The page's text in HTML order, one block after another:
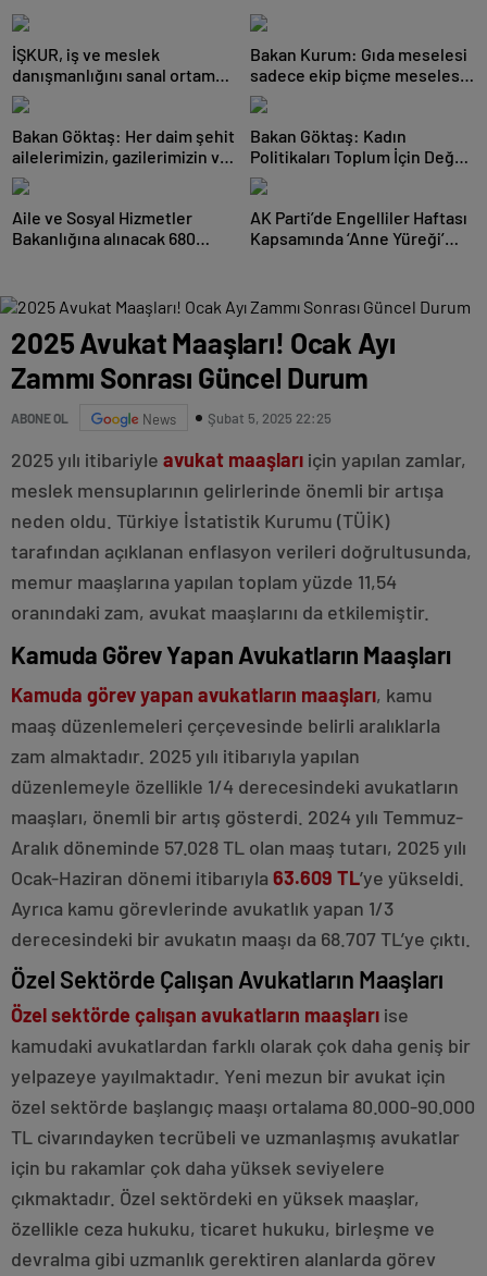
İŞKUR, iş ve meslek
danışmanlığını sanal ortama
taşıyor
Bakan Kurum: Gıda meselesi
sadece ekip biçme meselesi
değil, aile bütçesi,
Bakan Göktaş: Her daim şehit
ailelerimizin, gazilerimizin ve
terörden etkil
Bakan Göktaş: Kadın
Politikaları Toplum İçin Değer
Üretiyor
Aile ve Sosyal Hizmetler
Bakanlığına alınacak 680
AK Parti’de Engelliler Haftası
Kapsamında ‘Anne Yüreği’
2025 Avukat Maaşları! Ocak Ayı
Zammı Sonrası Güncel Durum
ABONE OL News Şubat 5, 2025 22:25
2025 yılı itibariyle avukat maaşları için yapılan zamlar,
meslek mensuplarının gelirlerinde önemli bir artışa
neden oldu. Türkiye İstatistik Kurumu (TÜİK)
tarafından açıklanan enflasyon verileri doğrultusunda,
memur maaşlarına yapılan toplam yüzde 11,54
oranındaki zam, avukat maaşlarını da etkilemiştir.
Kamuda Görev Yapan Avukatların Maaşları
Kamuda görev yapan avukatların maaşları, kamu
maaş düzenlemeleri çerçevesinde belirli aralıklarla
zam almaktadır. 2025 yılı itibarıyla yapılan
düzenlemeyle özellikle 1/4 derecesindeki avukatların
maaşları, önemli bir artış gösterdi. 2024 yılı Temmuz-
Aralık döneminde 57.028 TL olan maaş tutarı, 2025 yılı
Ocak-Haziran dönemi itibarıyla 63.609 TL’ye yükseldi.
Ayrıca kamu görevlerinde avukatlık yapan 1/3
derecesindeki bir avukatın maaşı da 68.707 TL’ye çıktı.
Özel Sektörde Çalışan Avukatların Maaşları
Özel sektörde çalışan avukatların maaşları ise
kamudaki avukatlardan farklı olarak çok daha geniş bir
yelpazeye yayılmaktadır. Yeni mezun bir avukat için
özel sektörde başlangıç maaşı ortalama 80.000-90.000
TL civarındayken tecrübeli ve uzmanlaşmış avukatlar
için bu rakamlar çok daha yüksek seviyelere
çıkmaktadır. Özel sektördeki en yüksek maaşlar,
özellikle ceza hukuku, ticaret hukuku, birleşme ve
devralma gibi uzmanlık gerektiren alanlarda görev